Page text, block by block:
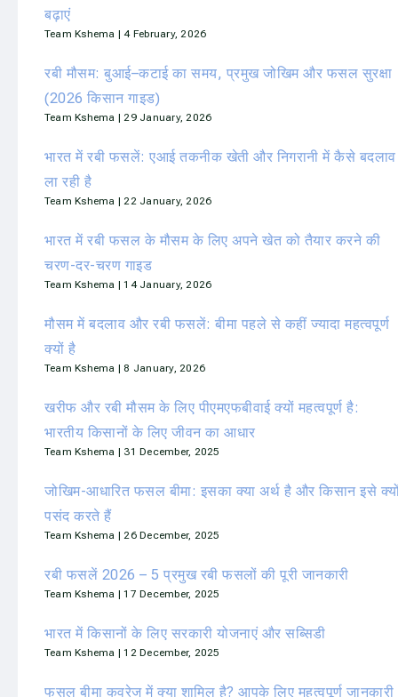
बढ़ाएं
Team Kshema 4 February, 2026
रबी मौसम: बुआई–कटाई का समय, प्रमुख जोखिम और फसल सुरक्षा
(2026 किसान गाइड)
Team Kshema 29 January, 2026
भारत में रबी फसलें: एआई तकनीक खेती और निगरानी में कैसे बदलाव
ला रही है
Team Kshema 22 January, 2026
भारत में रबी फसल के मौसम के लिए अपने खेत को तैयार करने की
चरण-दर-चरण गाइड
Team Kshema 14 January, 2026
मौसम में बदलाव और रबी फसलें: बीमा पहले से कहीं ज्यादा महत्वपूर्ण
क्यों है
Team Kshema 8 January, 2026
खरीफ और रबी मौसम के लिए पीएमएफबीवाई क्यों महत्वपूर्ण है:
भारतीय किसानों के लिए जीवन का आधार
Team Kshema 31 December, 2025
जोखिम-आधारित फसल बीमा: इसका क्या अर्थ है और किसान इसे
पसंद करते हैं
Team Kshema 26 December, 2025
रबी फसलें 2026 – 5 प्रमुख रबी फसलों की पूरी जानकारी
Team Kshema 17 December, 2025
भारत में किसानों के लिए सरकारी योजनाएं और सब्सिडी
Team Kshema 12 December, 2025
फसल बीमा कवरेज में क्या शामिल है? आपके लिए महत्वपूर्ण जानकारी